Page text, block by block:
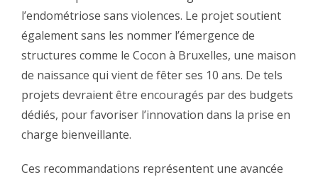
l’endométriose sans violences. Le projet soutient
également sans les nommer l’émergence de
structures comme le Cocon à Bruxelles, une maison
de naissance qui vient de fêter ses 10 ans. De tels
projets devraient être encouragés par des budgets
dédiés, pour favoriser l’innovation dans la prise en
charge bienveillante.
Ces recommandations représentent une avancée